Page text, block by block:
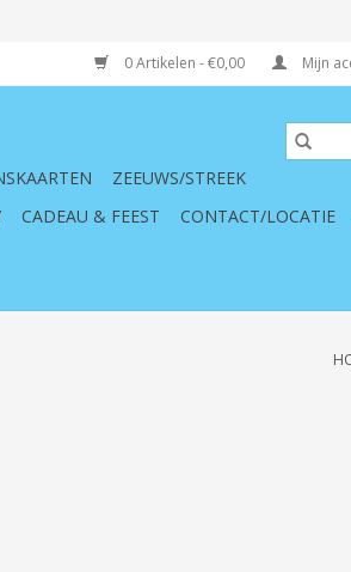
0 Artikelen - €0,00 Mijn
ZEEUWS/STREEK
CADEAU & FEEST CONTACT/LOCATIE